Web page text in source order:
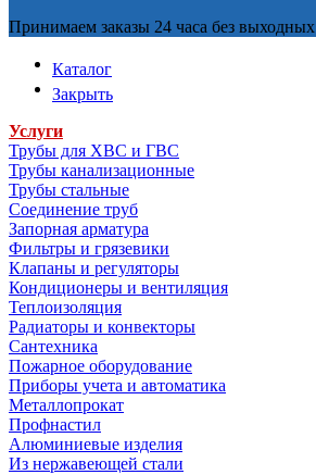
Принимаем заказы 24 часа без выходных
Каталог
Закрыть
Услуги
Трубы для ХВС и ГВС
Трубы канализационные
Трубы стальные
Соединение труб
Запорная арматура
Фильтры и грязевики
Клапаны и регуляторы
Кондиционеры и вентиляция
Теплоизоляция
Радиаторы и конвекторы
Сантехника
Пожарное оборудование
Приборы учета и автоматика
Металлопрокат
Профнастил
Алюминиевые изделия
Из нержавеющей стали